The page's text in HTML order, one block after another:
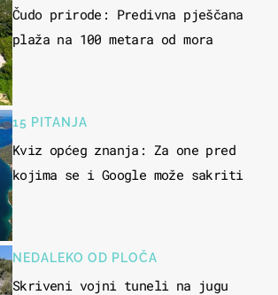
Čudo prirode: Predivna pješčana
plaža na 100 metara od mora
15 PITANJA
Kviz općeg znanja: Za one pred
kojima se i Google može sakriti
NEDALEKO OD PLOČA
Skriveni vojni tuneli na jugu